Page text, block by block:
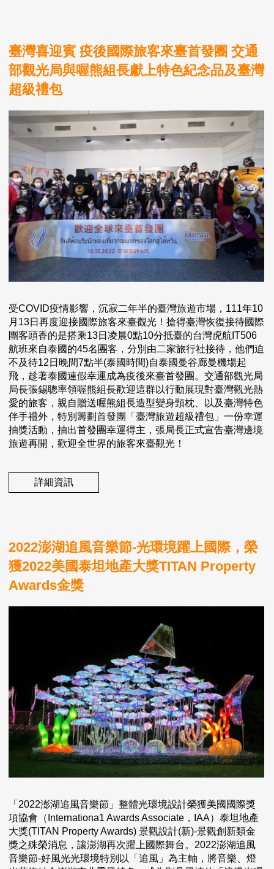
臺灣喜迎賓 疫後國際旅客來臺首發團 交通
部觀光局與喔熊組長獻上特色紀念品及臺灣
超級禮包
受COVID疫情影響，沉寂二年半的臺灣旅遊市場，111年10
月13日再度迎接國際旅客來臺觀光！搶得臺灣恢復接待國際
團客頭香的是搭乘13日凌晨0點10分抵臺的台灣虎航IT506
航班來自泰國的45名團客，分別由二家旅行社接待，他們迫
不及待12日晚間7點半(泰國時間)自泰國曼谷廊曼機場起
飛，趁著泰國連假幸運成為疫後來臺首發團。交通部觀光局
局長張錫聰率領喔熊組長歡迎這群以行動展現對臺灣觀光熱
愛的旅客，親自贈送喔熊組長造型變身頸枕、以及臺灣特色
伴手禮外，特別籌劃首發團「臺灣旅遊超級禮包」一份幸運
抽獎活動，抽出首發團幸運得主，張局長正式宣告臺灣邊境
旅遊再開，歡迎全世界的旅客來臺觀光！
詳細資訊
2022澎湖追風音樂節-光環境躍上國際，榮
獲2022美國泰坦地產大獎TITAN Property
Awards金獎
「2022澎湖追風音樂節」整體光環境設計榮獲美國國際獎
項協會（Internationa1 Awards Associate，IAA）泰坦地產
大獎(TITAN Property Awards) 景觀設計(新)-景觀創新類金
獎之殊榮消息，讓澎湖再次躍上國際舞台。2022澎湖追風
音樂節-好風光光環境特別以「追風」為主軸，將音樂、燈